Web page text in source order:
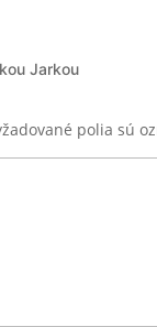
Jarkou
polia sú